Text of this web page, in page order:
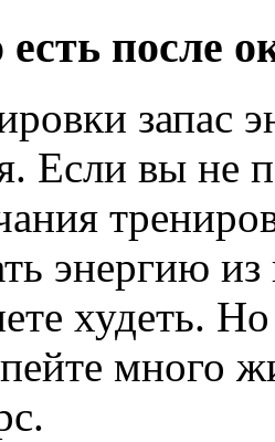
после
запас
Если вы не
энергию
худеть.
много